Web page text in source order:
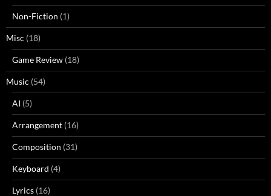
Non-Fiction (1)
Misc (18)
Game Review (18)
Music (54)
AI (5)
Arrangement (16)
Composition (31)
Keyboard (4)
Lyrics (16)